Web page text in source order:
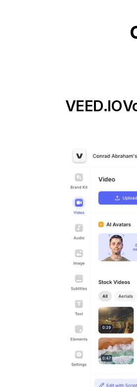
VEED.IO